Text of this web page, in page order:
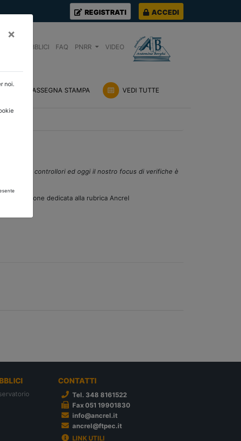
REGISTRATI ACCEDI
PUBBLICI FAQ PNRR VIDEO
RASSEGNA STAMPA VEDI TUTTE
esperti e controllori ed oggi il nostro focus di verifiche è
nella sezione dedicata alla rubrica Ancrel
CONTATTI
Tel. 348 8161522
Fax 051 19901830
info@ancrel.it
ancrel@ftpec.it
LINK UTILI
×
noi.